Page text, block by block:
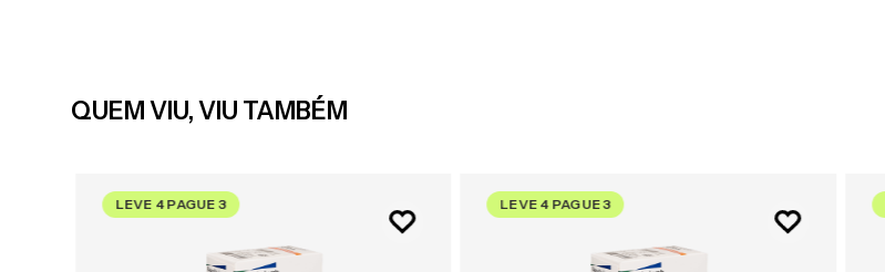
QUEM VIU, VIU TAMBÉM
LEVE 4 PAGUE 3 LEVE 4 PAGUE 3